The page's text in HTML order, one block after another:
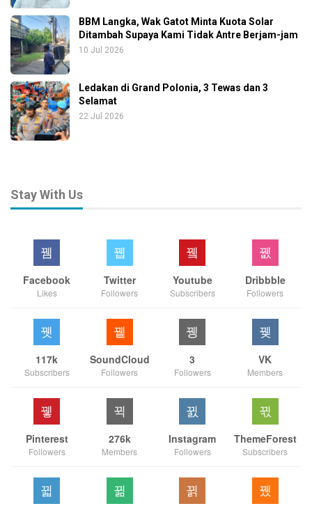
BBM Langka, Wak Gatot Minta Kuota Solar
Ditambah Supaya Kami Tidak Antre Berjam-jam
10 Jul 2026
Ledakan di Grand Polonia, 3 Tewas dan 3
Selamat
22 Jul 2026
Stay With Us
Facebook
Likes
Twitter
Followers
Youtube
Subscribers
Dribbble
Followers
117k
Subscribers
SoundCloud
Followers
3
Followers
VK
Members
Pinterest
Followers
276k
Members
Instagram
Followers
ThemeForest
Subscribers